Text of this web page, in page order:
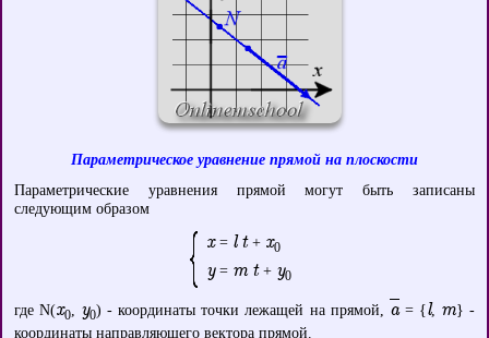
Параметрическое уравнение прямой на плоскости
Параметрические уравнения прямой могут быть записаны
следующим образом
x= l t+ x0
y= m t+ y0
где N(x0, y0) - координаты точки лежащей на прямой, a= {l, m} -
координаты направляющего вектора прямой.